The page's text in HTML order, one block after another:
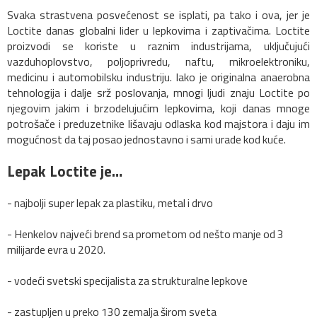
Svaka strastvena posvećenost se isplati, pa tako i ova, jer je
Loctite danas globalni lider u lepkovima i zaptivačima. Loctite
proizvodi se koriste u raznim industrijama, uključujući
vazduhoplovstvo, poljoprivredu, naftu, mikroelektroniku,
medicinu i automobilsku industriju. Iako je originalna anaerobna
tehnologija i dalje srž poslovanja, mnogi ljudi znaju Loctite po
njegovim jakim i brzodelujućim lepkovima, koji danas mnoge
potrošače i preduzetnike lišavaju odlaska kod majstora i daju im
mogućnost da taj posao jednostavno i sami urade kod kuće.
Lepak Loctite je…
- najbolji super lepak za plastiku, metal i drvo
- Henkelov najveći brend sa prometom od nešto manje od 3
milijarde evra u 2020.
- vodeći svetski specijalista za strukturalne lepkove
- zastupljen u preko 130 zemalja širom sveta